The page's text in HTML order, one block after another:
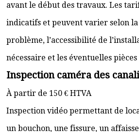
avant le début des travaux. Les
indicatifs et peuvent varier selon
problème, l’accessibilité de
nécessaire et les éventuelles
Inspection caméra des
À partir de 150 € HTVA
Inspection vidéo permettant de
un bouchon, une fissure, un